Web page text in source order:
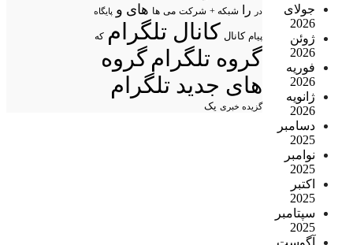
جولای
2026
ژوئن
2026
فوریه
2026
ژانویه
2026
دسامبر
2025
نوامبر
2025
اکتبر
2025
سپتامبر
2025
در
را شبکه + شرکت می ها های و پایگاه
پیام کانال کانال تلگرام که
گروه تلگرامگروه
های جدید تلگرام
گزیده خبری یک